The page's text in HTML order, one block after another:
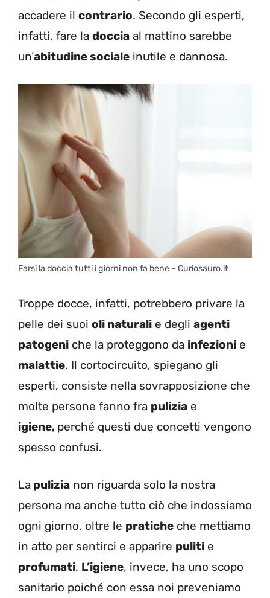
accadere il contrario. Secondo gli esperti,
infatti, fare la doccia al mattino sarebbe
un’abitudine sociale inutile e dannosa.
Farsi la doccia tutti i giorni non fa bene – Curiosauro.it
Troppe docce, infatti, potrebbero privare la
pelle dei suoi oli naturali e degli agenti
patogeni che la proteggono da infezioni e
malattie. Il cortocircuito, spiegano gli
esperti, consiste nella sovrapposizione che
molte persone fanno fra pulizia e
igiene, perché questi due concetti vengono
spesso confusi.
La pulizia non riguarda solo la nostra
persona ma anche tutto ciò che indossiamo
ogni giorno, oltre le pratiche che mettiamo
in atto per sentirci e apparire puliti e
profumati. L’igiene, invece, ha uno scopo
sanitario poiché con essa noi preveniamo